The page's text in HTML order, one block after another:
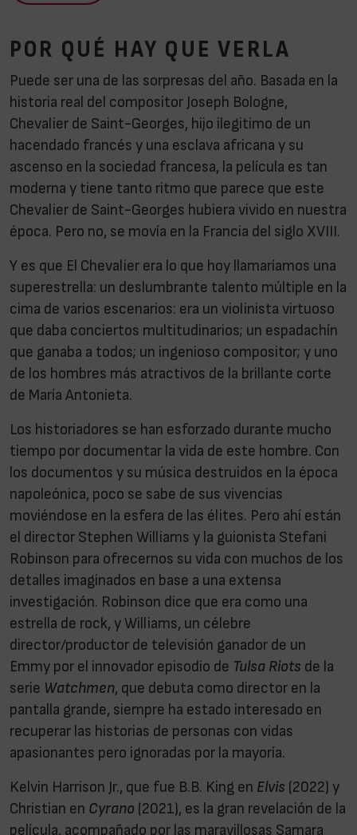
POR QUÉ HAY QUE VERLA
Puede ser una de las sorpresas del año. Basada en la
historia real del compositor Joseph Bologne,
Chevalier de Saint-Georges, hijo ilegitimo de un
hacendado francés y una esclava africana y su
ascenso en la sociedad francesa, la película es tan
moderna y tiene tanto ritmo que parece que este
Chevalier de Saint-Georges hubiera vivido en nuestra
época. Pero no, se movía en la Francia del siglo XVIII.
Y es que El Chevalier era lo que hoy llamaríamos una
superestrella: un deslumbrante talento múltiple en la
cima de varios escenarios: era un violinista virtuoso
que daba conciertos multitudinarios; un espadachín
que ganaba a todos; un ingenioso compositor; y uno
de los hombres más atractivos de la brillante corte
de María Antonieta.
Los historiadores se han esforzado durante mucho
tiempo por documentar la vida de este hombre. Con
los documentos y su música destruidos en la época
napoleónica, poco se sabe de sus vivencias
moviéndose en la esfera de las élites. Pero ahí están
el director Stephen Williams y la guionista Stefani
Robinson para ofrecernos su vida con muchos de los
detalles imaginados en base a una extensa
investigación. Robinson dice que era como una
estrella de rock, y Williams, un célebre
director/productor de televisión ganador de un
Emmy por el innovador episodio de Tulsa Riots de la
serie Watchmen, que debuta como director en la
pantalla grande, siempre ha estado interesado en
recuperar las historias de personas con vidas
apasionantes pero ignoradas por la mayoría.
Kelvin Harrison Jr., que fue B.B. King en Elvis (2022) y
Christian en Cyrano (2021), es la gran revelación de la
película, acompañado por las maravillosas Samara